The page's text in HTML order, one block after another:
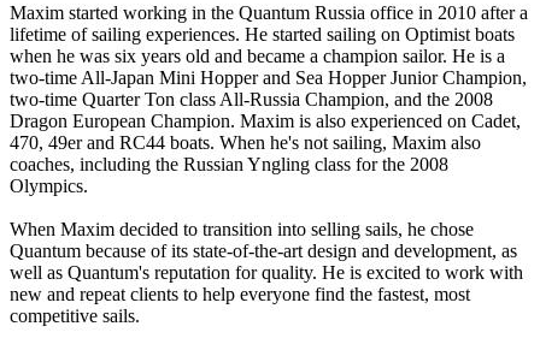
Maxim started working in the Quantum Russia office in 2010 after a
lifetime of sailing experiences. He started sailing on Optimist boats
when he was six years old and became a champion sailor. He is a
two-time All-Japan Mini Hopper and Sea Hopper Junior Champion,
two-time Quarter Ton class All-Russia Champion, and the 2008
Dragon European Champion. Maxim is also experienced on Cadet,
470, 49er and RC44 boats. When he's not sailing, Maxim also
coaches, including the Russian Yngling class for the 2008
Olympics.
When Maxim decided to transition into selling sails, he chose
Quantum because of its state-of-the-art design and development, as
well as Quantum's reputation for quality. He is excited to work with
new and repeat clients to help everyone find the fastest, most
competitive sails.